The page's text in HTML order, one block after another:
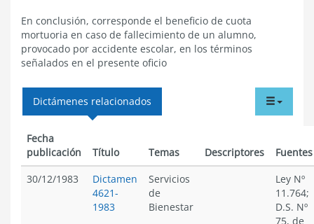
En conclusión, corresponde el beneficio de cuota
mortuoria en caso de fallecimiento de un alumno,
provocado por accidente escolar, en los términos
señalados en el presente oficio
menu
Dictámenes relacionados
Fecha
publicación
Título Temas Descriptores
Fuentes
30/12/1983
Dictamen
4621-
1983
Servicios
de
Bienestar
Ley Nº
11.764;
D.S. Nº
75, de